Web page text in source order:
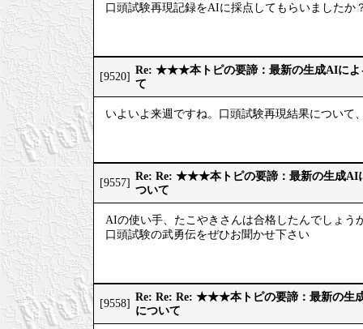
口頭試験再現記録をAIに採点してもらいましたか
[9520]
Re: ★★★本トピの要諦：最新の生成AIによ
て
いよいよ来週ですね。口頭試験再現結果につい
[9557]
Re: Re: ★★★本トピの要諦：最新の生成AI
ついて
AIの使い手、たこやきさんは合格したんでしょう
口頭試験の武勇伝をぜひお聞かせ下さい
[9558]
Re: Re: Re: ★★★本トピの要諦：最新の生
について